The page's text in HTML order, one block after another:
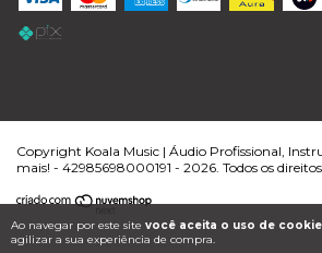
Ao navegar por este site você aceita o uso de
agilizar a sua experiência de compra.
Copyright Koala Music | Áudio Profissional,
mais! - 42985698000191 - 2026. Todos os